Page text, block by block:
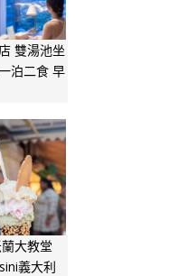
雙湯池坐
泊二食 早
大教堂
義大利